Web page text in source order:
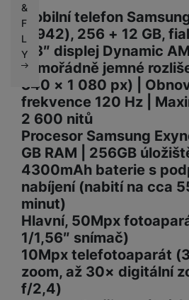
&
F
L
Y
Mobilní telefon
(S942), 256 + 12 GB,
6,3″ displej Dynamic
Mimořádně jemné
340 × 1 080 px) |
frekvence 120 Hz |
2 600 nitů
Procesor Samsung
GB RAM | 256GB
4300mAh baterie s
nabíjení (nabití na cca
minut)
Hlavní, 50Mpx
1/1,56″ snímač)
10Mpx telefotoaparát
zoom, až 30× digitální
f/2,4)